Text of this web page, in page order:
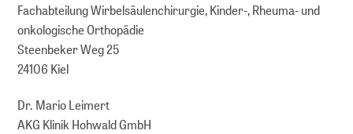
Fachabteilung Wirbelsäulenchirurgie, Kinder-, Rheuma- und
onkologische Orthopädie
Steenbeker Weg 25
24106 Kiel
Dr. Mario Leimert
AKG Klinik Hohwald GmbH